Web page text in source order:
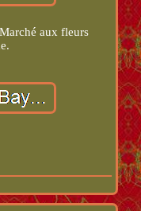
aux fleurs